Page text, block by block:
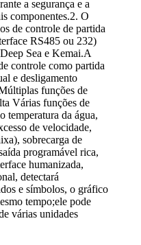
a segurança e a
componentes.2. O
de controle de partida
RS485 ou 232)
Sea e Kemai.A
controle como partida
e desligamento
funções de
Várias funções de
temperatura da água,
de velocidade,
sobrecarga de
programável rica,
humanizada,
detectará
e símbolos, o gráfico
tempo;ele pode
várias unidades